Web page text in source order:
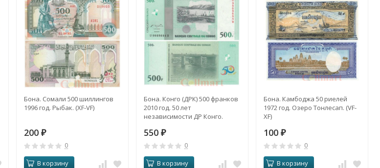
Бона. Сомали 500 шиллингов
1996 год. Рыбак. (XF-VF)
200 ₽
0
В корзину
Бона. Конго (ДРК) 500 франков
2010 год. 50 лет
независимости ДР Конго.
550 ₽
0
В корзину
Бона. Камбоджа 50 риелей
1972 год. Озеро Тонлесап. (VF-
XF)
100 ₽
0
В корзину